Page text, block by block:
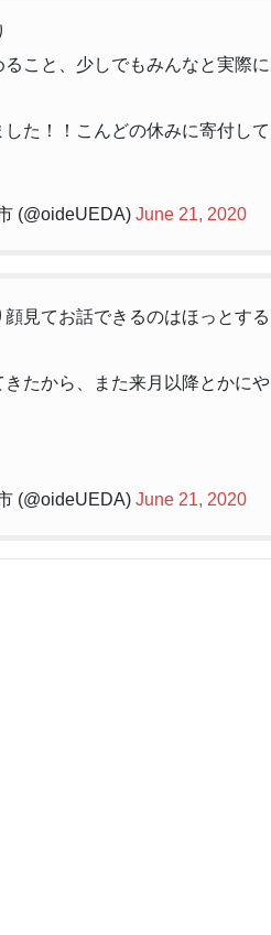
こと、少しでもみんなと実際に
た！！こんどの休みに寄付して
(@oideUEDA)June 21, 2020
見てお話できるのはほっとする
たから、また来月以降とかにや
(@oideUEDA)June 21, 2020